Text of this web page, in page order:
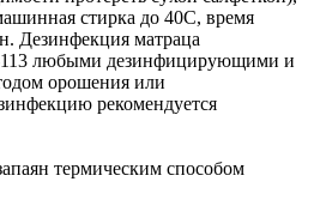
стирка до 40С, время
Дезинфекция матраца
любыми дезинфицирующими и
орошения или
рекомендуется
термическим способом